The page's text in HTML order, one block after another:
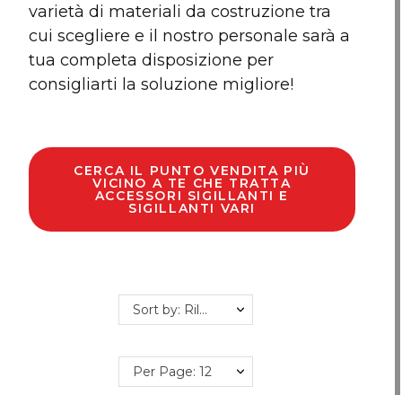
varietà di materiali da costruzione tra
cui scegliere e il nostro personale sarà a
tua completa disposizione per
consigliarti la soluzione migliore!
CERCA IL PUNTO VENDITA PIÙ
VICINO A TE CHE TRATTA
ACCESSORI SIGILLANTI E
SIGILLANTI VARI
Sort by: Rilevanza
Per Page: 12